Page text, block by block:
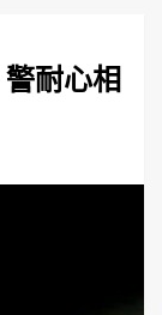
耐心相